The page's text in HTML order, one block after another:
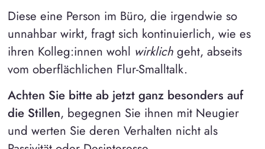
Diese eine Person im Büro, die irgendwie so
unnahbar wirkt, fragt sich kontinuierlich, wie es
ihren Kolleg:innen wohl wirklichgeht, abseits
vom oberflächlichen Flur-Smalltalk.
Achten Sie bitte ab jetzt ganz besonders auf
die Stillen, begegnen Sie ihnen mit Neugier
und werten Sie deren Verhalten nicht als